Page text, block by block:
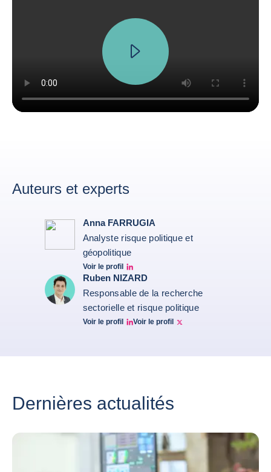
Auteurs et experts
Anna FARRUGIA
Analyste risque politique et
géopolitique
Voir le profil
Anna Farrugia Linkedin Profile
Ruben NIZARD
Responsable de la recherche
sectorielle et risque politique
Voir le profil
Ruben Nizard linkedin
Voir le profil
Ruben Nizard twitter
Dernières actualités